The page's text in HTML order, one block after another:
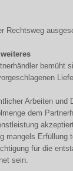
Rechtsweg
bemüht
Arbeiten
dem
mangels
für die
sein.